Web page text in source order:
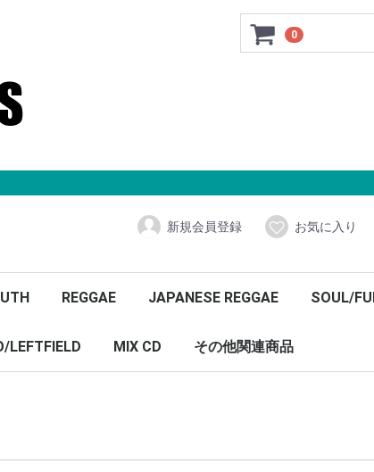
0
新規会員登録 お気に入り
REGGAE JAPANESE REGGAE SOUL/
LEFTFIELD MIX CD その他関連商品